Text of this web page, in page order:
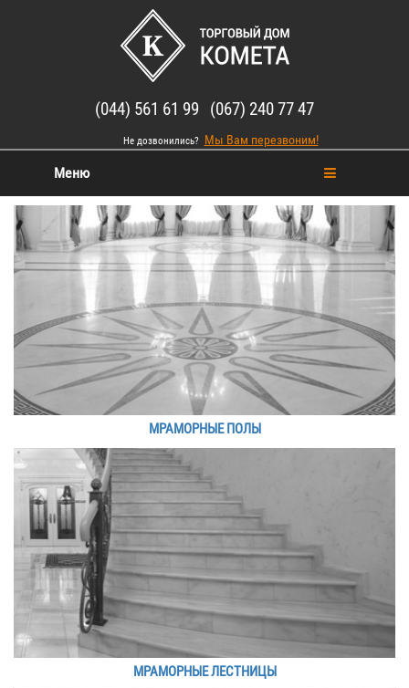
(044) 561 61 99 (067) 240 77 47
Не дозвонились? Мы Вам перезвоним!
Меню
МРАМОРНЫЕ ПОЛЫ
МРАМОРНЫЕ ЛЕСТНИЦЫ